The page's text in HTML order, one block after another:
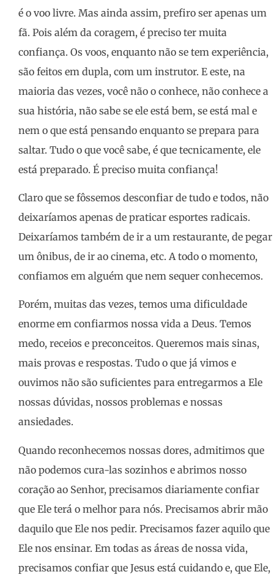
é o voo livre. Mas ainda assim, prefiro ser apenas um
fã. Pois além da coragem, é preciso ter muita
confiança. Os voos, enquanto não se tem experiência,
são feitos em dupla, com um instrutor. E este, na
maioria das vezes, você não o conhece, não conhece a
sua história, não sabe se ele está bem, se está mal e
nem o que está pensando enquanto se prepara para
saltar. Tudo o que você sabe, é que tecnicamente, ele
está preparado. É preciso muita confiança!
Claro que se fôssemos desconfiar de tudo e todos, não
deixaríamos apenas de praticar esportes radicais.
Deixaríamos também de ir a um restaurante, de pegar
um ônibus, de ir ao cinema, etc. A todo o momento,
confiamos em alguém que nem sequer conhecemos.
Porém, muitas das vezes, temos uma dificuldade
enorme em confiarmos nossa vida a Deus. Temos
medo, receios e preconceitos. Queremos mais sinas,
mais provas e respostas. Tudo o que já vimos e
ouvimos não são suficientes para entregarmos a Ele
nossas dúvidas, nossos problemas e nossas
ansiedades.
Quando reconhecemos nossas dores, admitimos que
não podemos cura-las sozinhos e abrimos nosso
coração ao Senhor, precisamos diariamente confiar
que Ele terá o melhor para nós. Precisamos abrir mão
daquilo que Ele nos pedir. Precisamos fazer aquilo que
Ele nos ensinar. Em todas as áreas de nossa vida,
precisamos confiar que Jesus está cuidando e, que Ele,